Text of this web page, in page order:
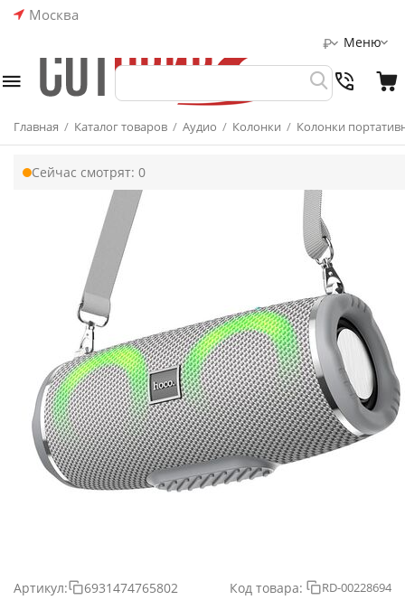
Москва
Меню
₽
Главная / Каталог товаров / Аудио / Колонки / Колонки
Сейчас смотрят: 0
Артикул: 6931474765802 Код товара: RD-00228694